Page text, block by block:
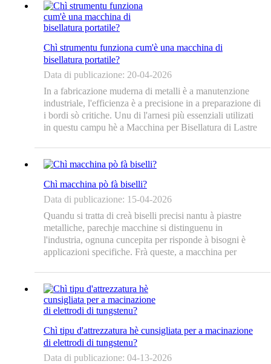
Chì strumentu funziona cum'è una macchina di
bisellatura portatile?
Data di publicazione: 20-04-2026
In a fabricazione muderna di metalli è a manutenzione
industriale, l'efficienza è a precisione in a preparazione di
i bordi sò critiche. Unu di l'arnesi più essenziali utilizati
in questu campu hè a Macchina per Bisellatura di Lastre
lastre d'acciaio pesanti...
Chì macchina pò fà biselli?
Data di publicazione: 15-04-2026
Quandu si tratta di creà biselli precisi nantu à piastre
metalliche, parechje macchine si distinguenu in
l'industria, ognuna cuncepita per risponde à bisogni è
applicazioni specifiche. Frà queste, a macchina per
bisellatura di piastre per impieghi gravosi, a macchina
per bisellatura di bordi di piastre...
Chì tipu d'attrezzatura hè cunsigliata per a macinazione
di elettrodi di tungstenu?
Data di publicazione: 04-13-2026